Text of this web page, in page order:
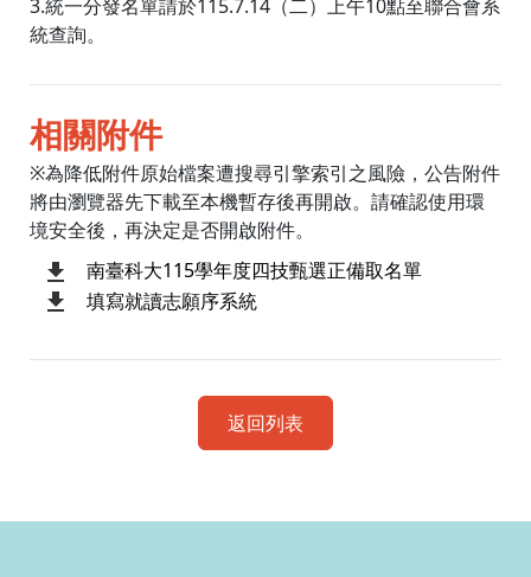
3.統一分發名單請於115.7.14（二）上午10點至聯合會系
統查詢。
相關附件
※為降低附件原始檔案遭搜尋引擎索引之風險，公告附件
將由瀏覽器先下載至本機暫存後再開啟。請確認使用環
境安全後，再決定是否開啟附件。
南臺科大115學年度四技甄選正備取名單
填寫就讀志願序系統
返回列表